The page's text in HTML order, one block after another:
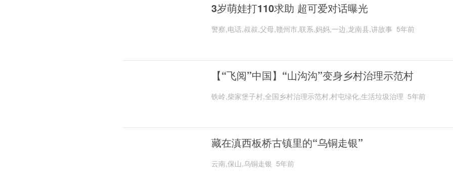
3岁萌娃打110求助 超可爱对话曝光
警察,电话,叔叔,父母,赣州市,联系,妈妈,一边,龙南县,讲故事 5年前
【“飞阅”中国】“山沟沟”变身乡村治理示范村
铁岭,柴家堡子村,全国乡村治理示范村,村屯绿化,生活垃圾治理 5年前
藏在滇西板桥古镇里的“乌铜走银”
云南,保山,乌铜走银 5年前